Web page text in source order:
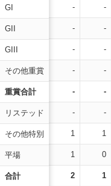
GI
GII
GIII
その他重賞
重賞合計
リステッド
その他特別
平場
合計
- -
- -
- -
- -
- -
- -
1 1
1 0
2 1